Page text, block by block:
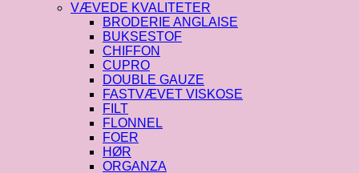
VÆVEDE KVALITETER
BRODERIE ANGLAISE
BUKSESTOF
CHIFFON
CUPRO
DOUBLE GAUZE
FASTVÆVET VISKOSE
FILT
FLONNEL
FOER
HØR
ORGANZA